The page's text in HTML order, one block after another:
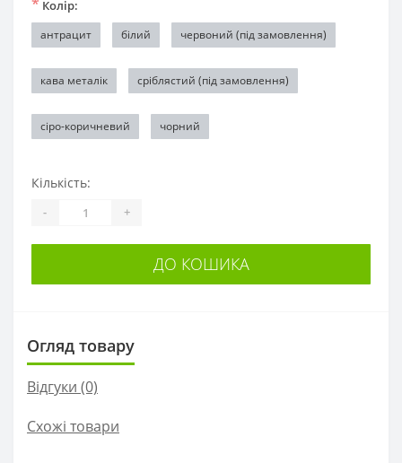
* Колір:
антрацит білий червоний (під замовлення)
кава металік сріблястий (під замовлення)
сіро-коричневий чорний
Кількість:
- +
ДО КОШИКА
Огляд товару
Відгуки (0)
Схожі товари